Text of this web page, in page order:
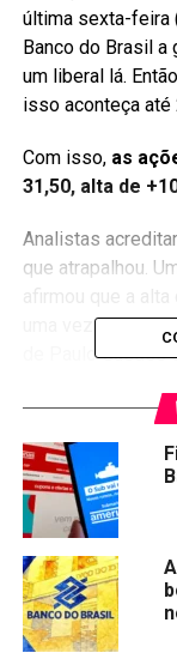
última sexta-feira
Banco do Brasil a
um liberal lá.
isso aconteça até
Com isso, as
31,50, alta de
Analistas
que atrapalhou.
uma vez que não
de Paulo
Copy
Link
TÓPICOS
PRÓXIMA:
Magazine Luiza
de balanço